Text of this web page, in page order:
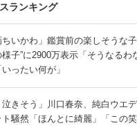
ランキング
ちいかわ」鑑賞前の楽しそうな
子”に2900万表示「そうなるわ
ったい何が」
泣きそう」川口春奈、純白ウエ
ト騒然「ほんとに綺麗」「この